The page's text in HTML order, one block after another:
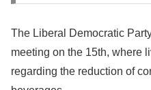
The Liberal Democratic
meeting on the 15th, where
regarding the reduction of